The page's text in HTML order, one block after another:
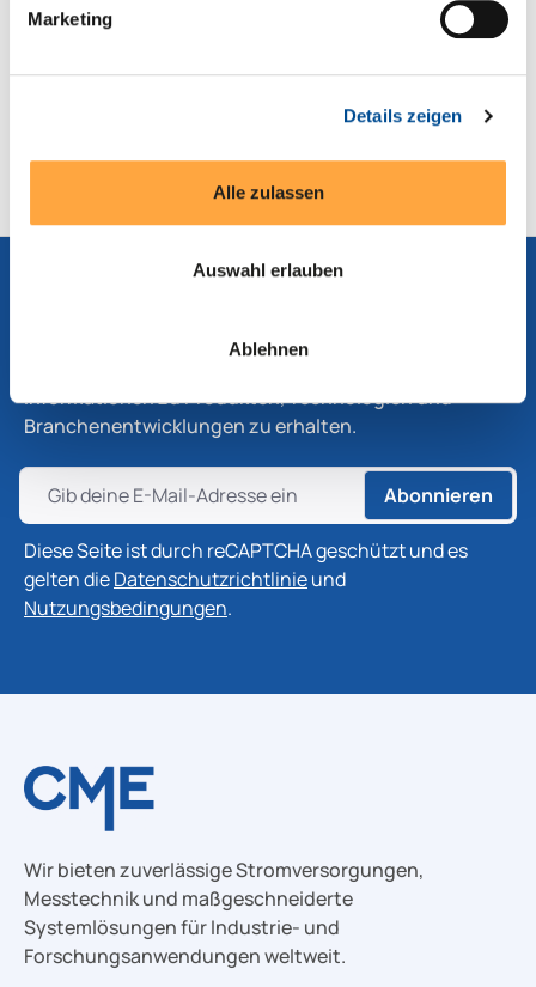
Marketing
Details zeigen
Alle zulassen
Auswahl erlauben
Ablehnen
* Spezielle Zulassungen EN 55032, EN 61000* Auch im
Informationen zu Produkten, Technologien und
Branchenentwicklungen zu erhalten.
Abonnieren
Diese Seite ist durch reCAPTCHA geschützt und es
gelten dieDatenschutzrichtlinieund
Nutzungsbedingungen.
Wir bieten zuverlässige Stromversorgungen,
Messtechnik und maßgeschneiderte
Systemlösungen für Industrie- und
Forschungsanwendungen weltweit.